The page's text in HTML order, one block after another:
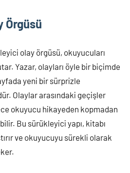
Örgüsü
olay örgüsü, okuyucuları
Yazar, olayları öyle bir biçimde
yeni bir sürprizle
Olaylar arasındaki geçişler
okuyucu hikayeden kopmadan
Bu sürükleyici yapı, kitabı
ve okuyucuyu sürekli olarak